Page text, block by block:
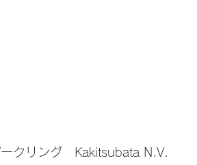
クリング　Kakitsubata N.V.